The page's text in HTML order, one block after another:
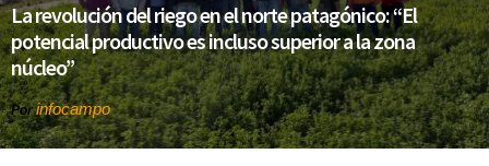
La revolución del riego en el norte patagónico: “El
potencial productivo es incluso superior a la zona
núcleo”
Porinfocampo